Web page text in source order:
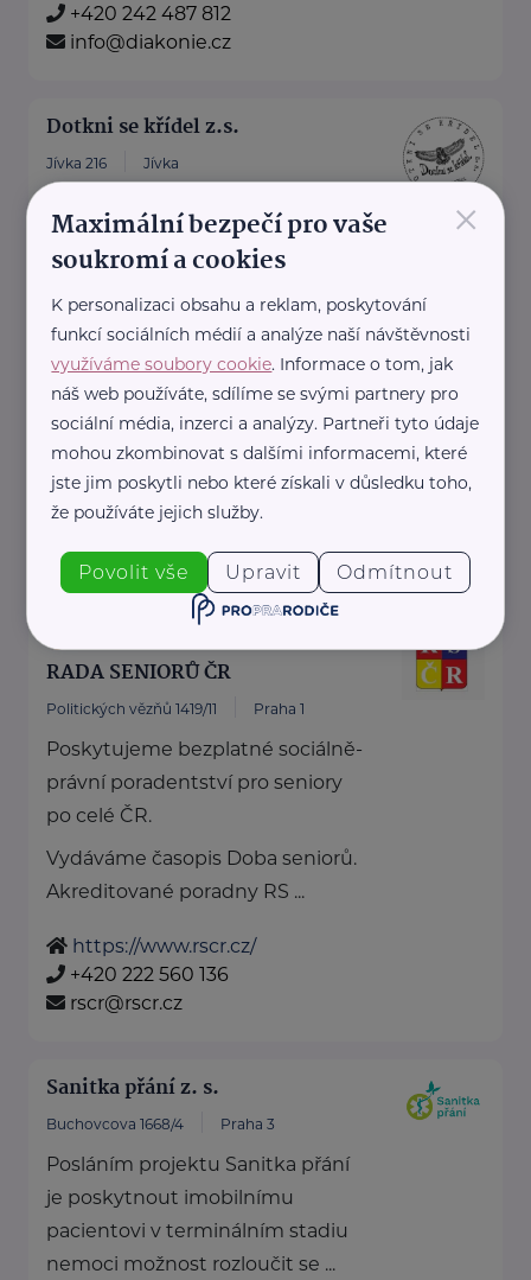
+420 242 487 812
info@diakonie.cz
Dotkni se křídel z.s.
Jívka 216 Jívka
s.
je nezisková organizace
zaměřená na falcony terapii,
environmentální vzdělávání a
osvětu.
Prostřednictvím ...
http://dotknisekridel.cz/
+420 792 262 128
dotknisekridel@seznam.cz
RADA SENIORŮ ČR
Politických vězňů 1419/11 Praha 1
Poskytujeme bezplatné sociálně-
právní poradentství pro seniory
po celé ČR.
Vydáváme časopis Doba seniorů.
Akreditované poradny RS ...
https://www.rscr.cz/
+420 222 560 136
rscr@rscr.cz
Sanitka přání z. s.
Buchovcova 1668/4 Praha 3
Posláním projektu Sanitka přání
je poskytnout imobilnímu
pacientovi v terminálním stadiu
nemoci možnost rozloučit se ...
×
Maximální bezpečí pro vaše
soukromí a cookies
K personalizaci obsahu a reklam, poskytování
funkcí sociálních médií a analýze naší návštěvnosti
využíváme soubory cookie. Informace o tom, jak
náš web používáte, sdílíme se svými partnery pro
sociální média, inzerci a analýzy. Partneři tyto údaje
mohou zkombinovat s dalšími informacemi, které
jste jim poskytli nebo které získali v důsledku toho,
že používáte jejich služby.
Povolit vše Upravit Odmítnout